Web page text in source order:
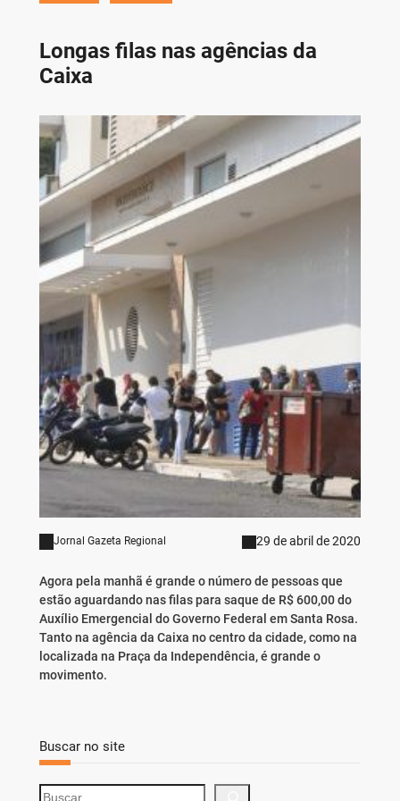
Longas filas nas agências da
Caixa
Jornal Gazeta Regional 29 de abril de 2020
Agora pela manhã é grande o número de pessoas que
estão aguardando nas filas para saque de R$ 600,00 do
Auxílio Emergencial do Governo Federal em Santa Rosa.
Tanto na agência da Caixa no centro da cidade, como na
localizada na Praça da Independência, é grande o
movimento.
Buscar no site
S